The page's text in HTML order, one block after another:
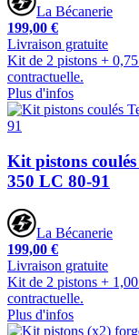
La Bécanerie
199,00 €
Livraison gratuite
Kit de 2 pistons +
contractuelle.
Plus d'infos
Kit pistons
350 LC 80-91
La Bécanerie
199,00 €
Livraison gratuite
Kit de 2 pistons +
contractuelle.
Plus d'infos